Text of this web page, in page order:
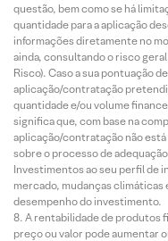
questão, bem como se há
quantidade para a aplicação
informações diretamente no
ainda, consultando o risco
Risco). Caso a sua pontuação
aplicação/contratação
quantidade e/ou volume
significa que, com base na
aplicação/contratação não está
sobre o processo de
Investimentos ao seu perfil de
mercado, mudanças
desempenho do investimento.
A rentabilidade de produtos
preço ou valor pode aumentar